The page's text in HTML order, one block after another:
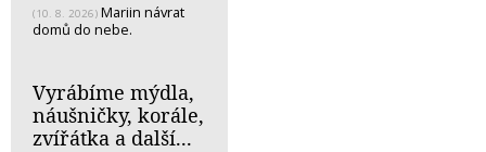
(10. 8. 2026) Mariin návrat
domů do nebe.
Vyrábíme mýdla,
náušničky, korále,
zvířátka a další...